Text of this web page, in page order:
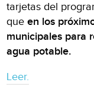
tarjetas del
queen los
municipales para
agua potable.
Leer.